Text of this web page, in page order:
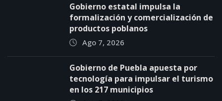
Gobierno estatal impulsa la
formalización y comercialización de
productos poblanos
Ago 7, 2026
Gobierno de Puebla apuesta por
tecnología para impulsar el turismo
en los 217 municipios